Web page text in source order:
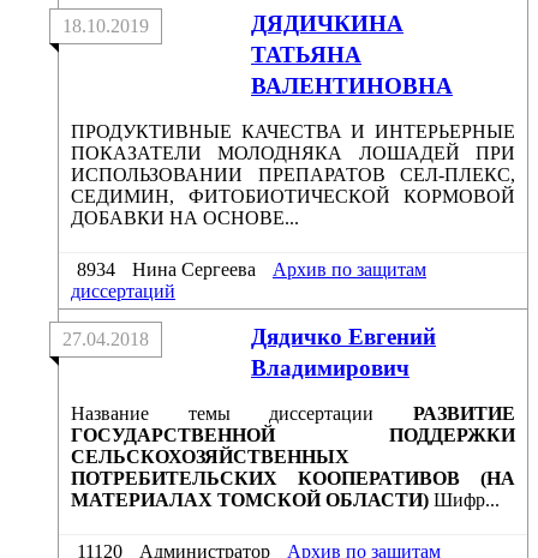
ДЯДИЧКИНА
ТАТЬЯНА
ВАЛЕНТИНОВНА
18.10.2019
ПРОДУКТИВНЫЕ КАЧЕСТВА И ИНТЕРЬЕРНЫЕ
ПОКАЗАТЕЛИ МОЛОДНЯКА ЛОШАДЕЙ ПРИ
ИСПОЛЬЗОВАНИИ ПРЕПАРАТОВ СЕЛ-ПЛЕКС,
СЕДИМИН, ФИТОБИОТИЧЕСКОЙ КОРМОВОЙ
ДОБАВКИ НА ОСНОВЕ...
8934 Нина Сергеева
Архив по защитам
диссертаций
Дядичко Евгений
Владимирович
27.04.2018
Название темы диссертации РАЗВИТИЕ
ГОСУДАРСТВЕННОЙ ПОДДЕРЖКИ
СЕЛЬСКОХОЗЯЙСТВЕННЫХ
ПОТРЕБИТЕЛЬСКИХ КООПЕРАТИВОВ (НА
МАТЕРИАЛАХ ТОМСКОЙ ОБЛАСТИ) Шифр...
11120 Администратор
Архив по защитам